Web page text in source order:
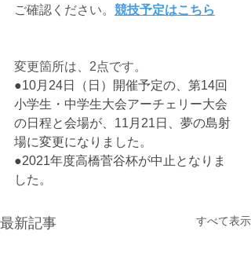
ご確認ください。 競技予定はこちら
変更箇所は、2点です。
●10月24日（日）開催予定の、第14回
小学生・中学生大会アーチェリー大会
の日程と会場が、11月21日、夢の島射
場に変更になりました。
●2021年度高橋菅谷杯が中止となりま
した。
最新記事 すべて表示